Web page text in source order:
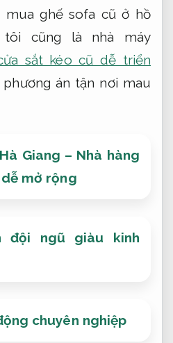
ghế sofa cũ ở hồ
tôi cũng là nhà máy
sắt kéo cũ dễ triển
án tận nơi mau
Giang – Nhà hàng
mở rộng
đội ngũ giàu kinh
chuyên nghiệp